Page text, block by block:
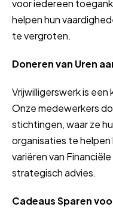
voor iedereen
helpen hun
te vergroten.
Doneren van Uren
Vrijwilligerswerk is
Onze medewerkers
stichtingen, waar ze
organisaties te
variëren van
strategisch advies.
Cadeaus Sparen